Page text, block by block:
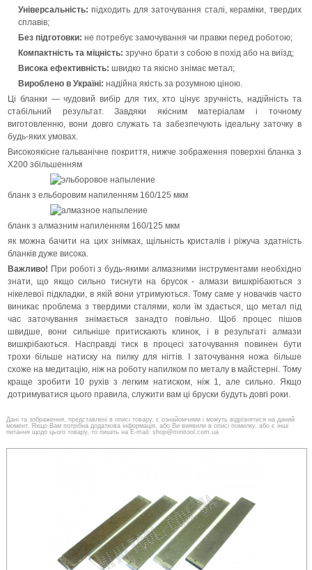
Універсальність: підходить для заточування сталі, кераміки, твердих
сплавів;
Без підготовки: не потребує замочування чи правки перед роботою;
Компактність та міцність: зручно брати з собою в похід або на виїзд;
Висока ефективність: швидко та якісно знімає метал;
Вироблено в Україні: надійна якість за розумною ціною.
Ці бланки — чудовий вибір для тих, хто цінує зручність, надійність та
стабільний результат. Завдяки якісним матеріалам і точному
виготовленню, вони довго служать та забезпечують ідеальну заточку в
будь-яких умовах.
Високоякісне гальванічне покриття, нижче зображення поверхні бланка з
Х200 збільшенням
бланк з ельборовим напиленням 160/125 мкм
бланк з алмазним напиленням 160/125 мкм
як можна бачити на цих знімках, щільність кристалів і ріжуча здатність
бланків дуже висока.
Важливо! При роботі з будь-якими алмазними інструментами необхідно
знати, що якщо сильно тиснути на брусок - алмази вишкрібаються з
нікелевої підкладки, в якій вони утримуються. Тому саме у новачків часто
виникає проблема з твердими сталями, коли їм здається, що метал під
час заточування знімається занадто повільно. Щоб процес пішов
швидше, вони сильніше притискають клинок, і в результаті алмази
вишкрібаються. Насправді тиск в процесі заточування повинен бути
трохи більше натиску на пилку для нігтів. І заточування ножа більше
схоже на медитацію, ніж на роботу напилком по металу в майстерні. Тому
краще зробити 10 рухів з легким натиском, ніж 1, але сильно. Якщо
дотримуватися цього правила, служити вам ці бруски будуть довгі роки.
Дані та зображення, представлені в описі товару, є ознайомчими і можуть відрізнятися на даний
момент. Якщо Вам потрібна додаткова інформація, або Ви виявили в описі помилку, або є інші
питання щодо цього товару, то пишіть на E-mail: shop@minitool.com.ua